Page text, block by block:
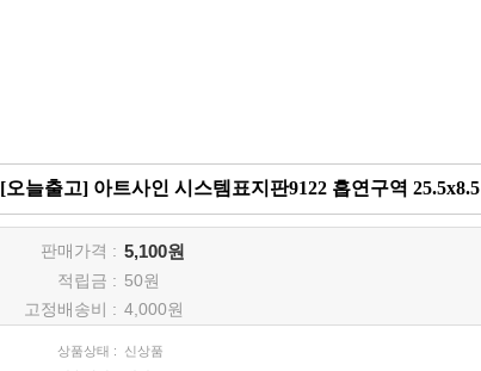
[오늘출고] 아트사인 시스템표지판9122 흡연구역 25.5x8.5
판매가격 : 5,100원
적립금 : 50원
고정배송비 : 4,000원
상품상태 :
신상품